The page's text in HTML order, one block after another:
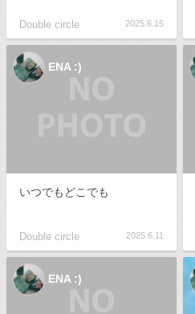
Double circle 2025.6.15
ENA :)
いつでもどこでも
Double circle 2025.6.11
ENA :)